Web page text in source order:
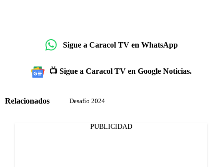
Sigue a Caracol TV en WhatsApp
📺 Sigue a Caracol TV en Google Noticias.
Relacionados Desafío 2024
PUBLICIDAD